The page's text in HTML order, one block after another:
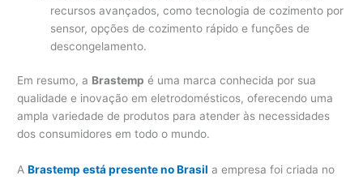
recursos avançados, como tecnologia de cozimento por
sensor, opções de cozimento rápido e funções de
descongelamento.
Em resumo, a Brastemp é uma marca conhecida por sua
qualidade e inovação em eletrodomésticos, oferecendo uma
ampla variedade de produtos para atender às necessidades
dos consumidores em todo o mundo.
ABrastemp está presente no Brasil a empresa foi criada no